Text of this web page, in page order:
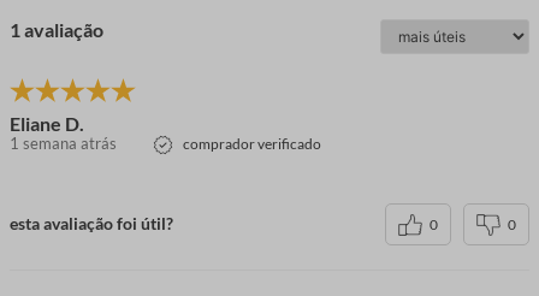
1 avaliação
Eliane D.
1 semana atrás comprador verificado
esta avaliação foi útil? 0 0